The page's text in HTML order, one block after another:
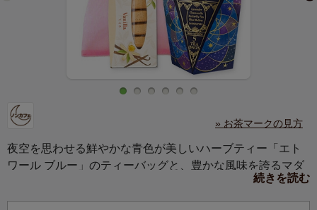
» お茶マークの見方
夜空を思わせる鮮やかな青色が美しいハーブティー「エト
ワール ブルー」のティーバッグと、豊かな風味を誇るマダ
ガスカル産バニラを使用したクッキーを詰め合わせまし
た。ささやかな癒やしを贈るギフトにおすすめです。
続きを読む